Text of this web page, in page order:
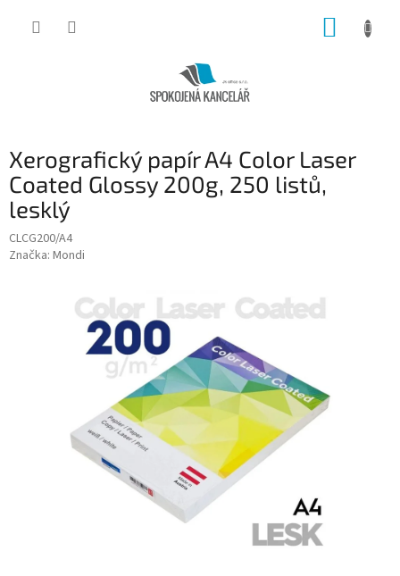
Xerografický papír A4 Color Laser
Coated Glossy 200g, 250 listů,
lesklý
CLCG200/A4
Značka: Mondi